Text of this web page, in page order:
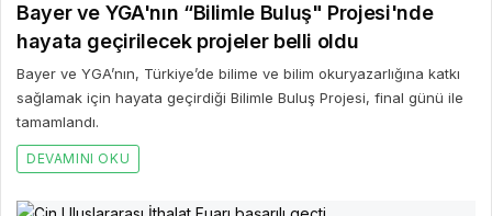
Bayer ve YGA'nın “Bilimle Buluş" Projesi'nde
hayata geçirilecek projeler belli oldu
Bayer ve YGA’nın, Türkiye’de bilime ve bilim okuryazarlığına katkı
sağlamak için hayata geçirdiği Bilimle Buluş Projesi, final günü ile
tamamlandı.
DEVAMINI OKU